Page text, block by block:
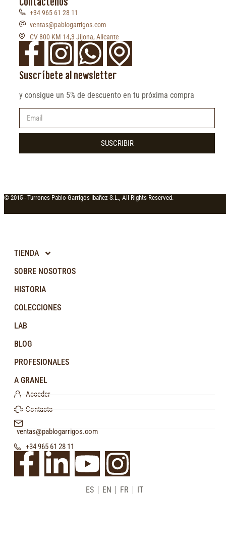
+34 965 61 28 11
ventas@pablogarrigos.com
CV 800 KM 14,3 Jijona, Alicante
Suscríbete al newsletter
y consigue un 5% de descuento en tu próxima compra
SUSCRIBIR
© 2015 - Turrones Pablo Garrigós Ibañez S.L., All Rights Reserved.
TIENDA
SOBRE NOSOTROS
HISTORIA
COLECCIONES
LAB
BLOG
PROFESIONALES
A GRANEL
Acceder
Contacto
ventas@pablogarrigos.com
+34 965 61 28 11
ES EN FR IT